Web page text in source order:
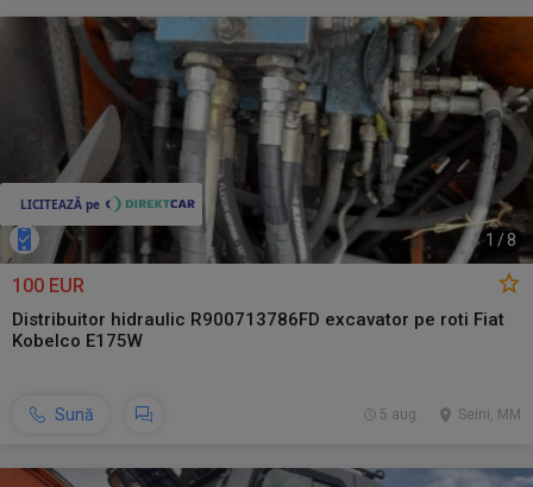
1 / 8
100 EUR
Distribuitor hidraulic R900713786FD excavator pe roti Fiat
Kobelco E175W
Sună Seini, MM
5 aug.